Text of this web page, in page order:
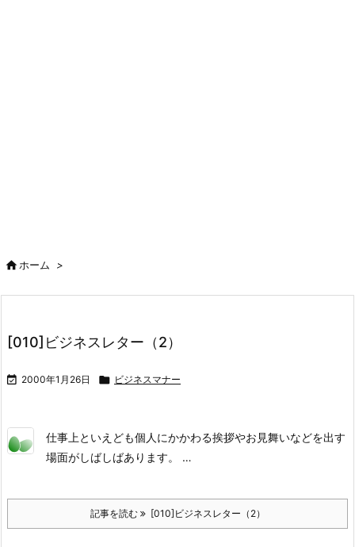
ホーム >
[010]ビジネスレター（2）
 2000年1月26日  ビジネスマナー
仕事上といえども個人にかかわる挨拶やお見舞いなどを出す
場面がしばしばあります。 …
記事を読む [010]ビジネスレター（2）